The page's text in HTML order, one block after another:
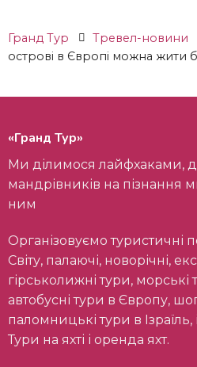
Гранд Тур Тревел-новини
острові в Європі можна жити
«Гранд Тур»
Ми ділимося лайфхаками, досвідом та надихаємо
мандрівників на пізнання
ним
Організовуємо туристичні поїздки по всьому
Світу, палаючі, новорічні,
гірськолижні тури, морські
автобусні тури в Європу,
паломницькі тури в Ізраїль,
Тури на яхті і оренда яхт.